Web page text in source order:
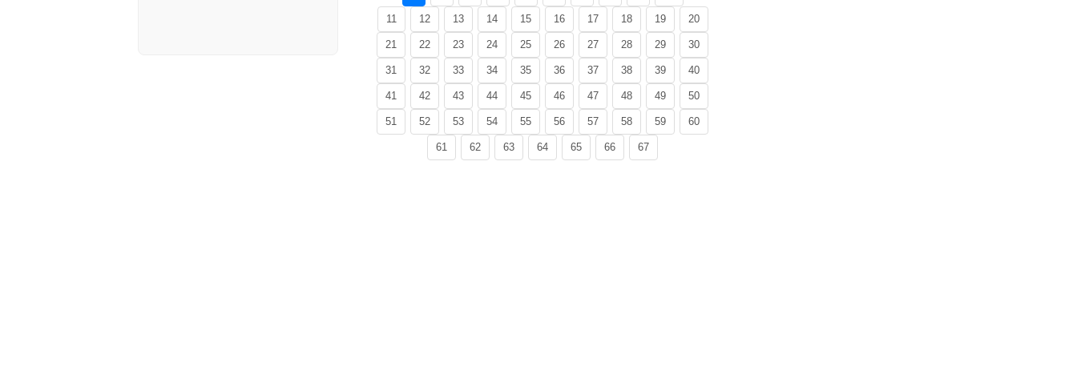
11 12 13 14 15 16 17 18 19 20
21 22 23 24 25 26 27 28 29 30
31 32 33 34 35 36 37 38 39 40
41 42 43 44 45 46 47 48 49 50
51 52 53 54 55 56 57 58 59 60
61 62 63 64 65 66 67